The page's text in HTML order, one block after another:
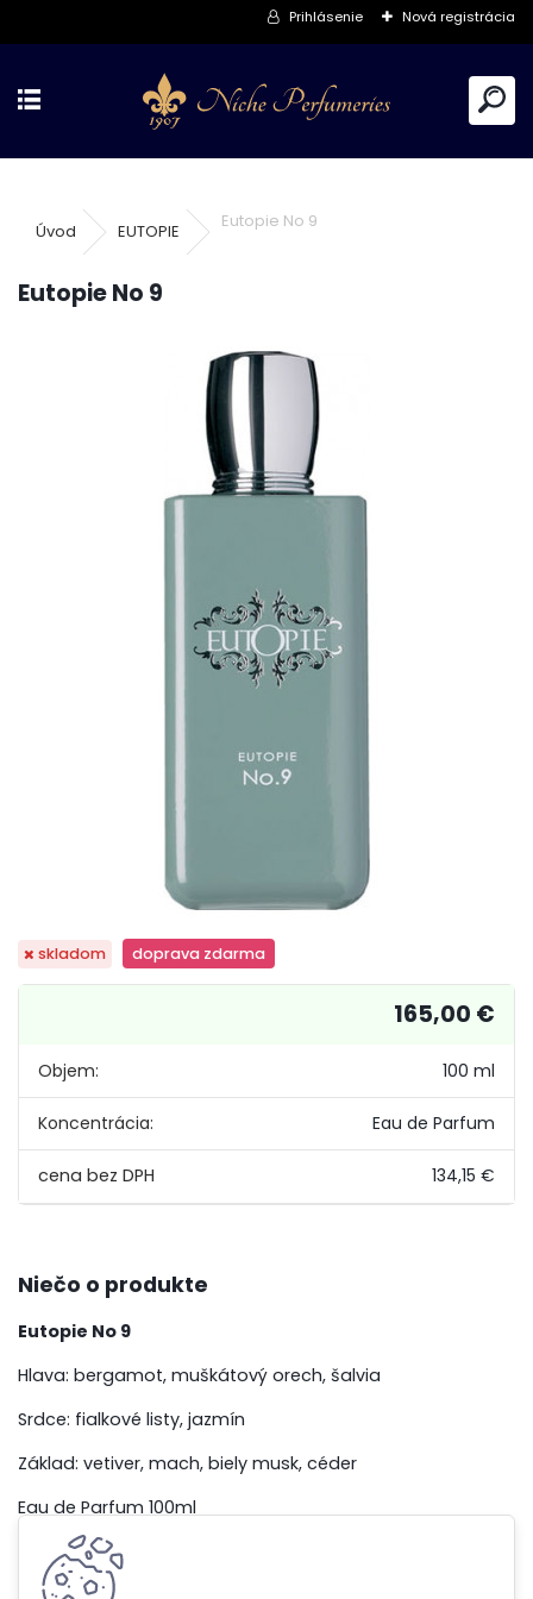
Prihlásenie Nová registrácia
Úvod EUTOPIE
Eutopie No 9
Eutopie No 9
skladom doprava zdarma
Objem: 100 ml
Koncentrácia: Eau de Parfum
134,15 €
165,00 €
Niečo o produkte
Eutopie No 9
Hlava: bergamot, muškátový orech, šalvia
Srdce: fialkové listy, jazmín
Základ: vetiver, mach, biely musk, céder
Eau de Parfum 100ml